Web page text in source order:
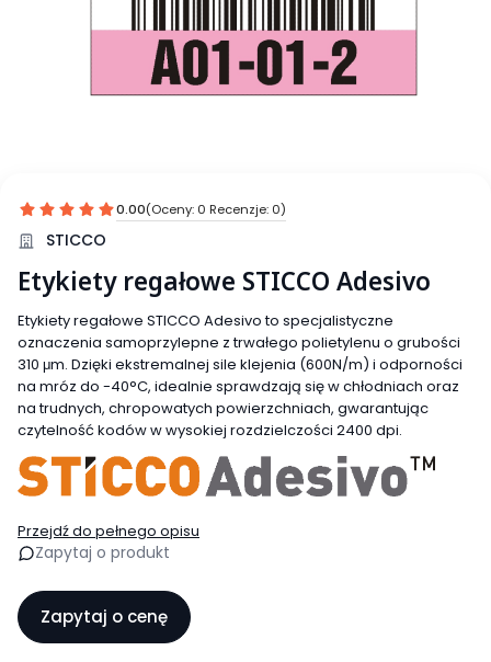
0.00(Oceny: 0 Recenzje: 0)
STICCO
Etykiety regałowe STICCO Adesivo
Etykiety regałowe STICCO Adesivo to specjalistyczne
oznaczenia samoprzylepne z trwałego polietylenu o grubości
310 μm. Dzięki ekstremalnej sile klejenia (600N/m) i odporności
na mróz do -40°C, idealnie sprawdzają się w chłodniach oraz
na trudnych, chropowatych powierzchniach, gwarantując
czytelność kodów w wysokiej rozdzielczości 2400 dpi.
Przejdź do pełnego opisu
Zapytaj o produkt
Zapytaj o cenę